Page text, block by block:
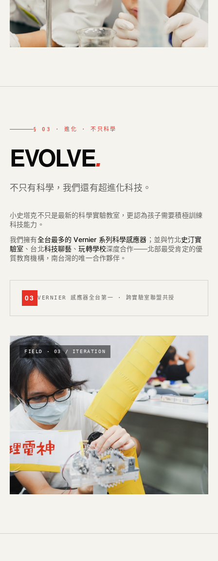
§ 03 · 進化 · 不只科學
EVOLVE.
不只有科學，我們還有超進化科技。
小史塔克不只是最新的科學實驗教室，更認為孩子需要積極訓練
科技能力。
我們擁有全台最多的 Vernier 系列科學感應器 ；並與竹北史汀實
驗室 、台北科技聊藝 、玩轉學校深度合作——北部最受肯定的優
質教育機構，南台灣的唯一合作夥伴。
03 VERNIER 感應器全台第一 · 跨實驗室聯盟共授